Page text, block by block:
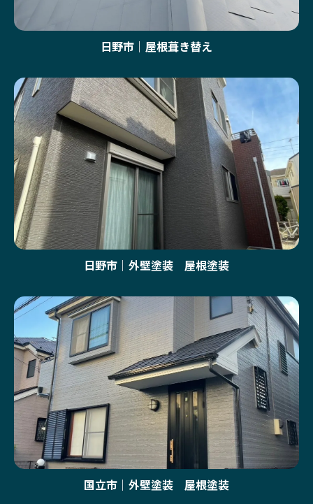
日野市｜屋根葺き替え
日野市｜外壁塗装 屋根塗装
国立市｜外壁塗装 屋根塗装